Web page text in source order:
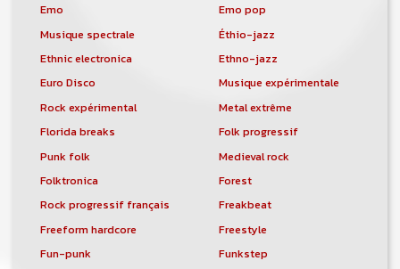
Emo
Emo pop
Musique spectrale
Éthio-jazz
Ethnic electronica
Ethno-jazz
Euro Disco
Musique expérimentale
Rock expérimental
Metal extrême
Florida breaks
Folk progressif
Punk folk
Medieval rock
Folktronica
Forest
Rock progressif français
Freakbeat
Freeform hardcore
Freestyle
Fun-punk
Funkstep